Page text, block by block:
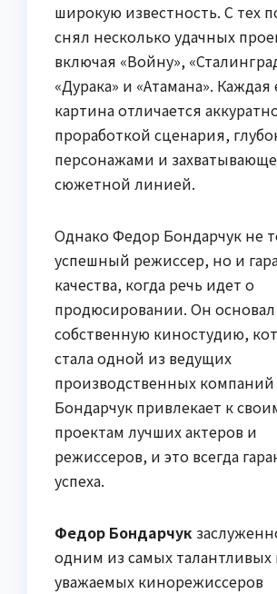
широкую известность. С тех
снял несколько удачных
включая «Войну»,
«Дурака» и «Атамана». Каждая
картина отличается
проработкой сценария,
персонажами и
сюжетной линией.
Однако Федор Бондарчук не
успешный режиссер, но и
качества, когда речь идет о
продюсировании. Он основал
собственную киностудию,
стала одной из ведущих
производственных компаний
Бондарчук привлекает к
проектам лучших актеров и
режиссеров, и это всегда
успеха.
Федор Бондарчук
одним из самых талантливых
уважаемых кинорежиссеров